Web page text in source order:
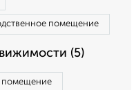
помещение
(5)
помещение